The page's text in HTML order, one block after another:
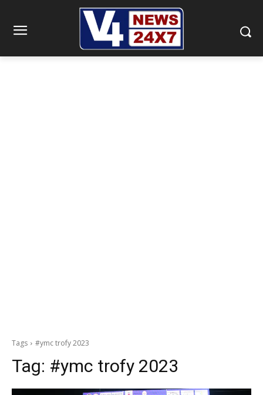
Tags #ymc trofy 2023
Tag: #ymc trofy 2023